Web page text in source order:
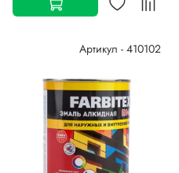
Артикул - 410102